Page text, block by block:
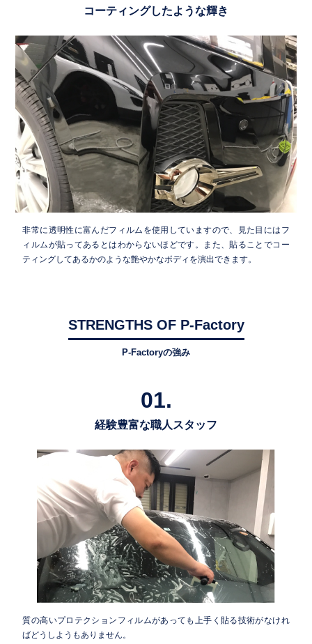
コーティングしたような輝き
非常に透明性に富んだフィルムを使用していますので、見た目にはフ
ィルムが貼ってあるとはわからないほどです。また、貼ることでコー
ティングしてあるかのような艶やかなボディを演出できます。
STRENGTHS OF P-Factory
P-Factoryの強み
01.
経験豊富な職人スタッフ
質の高いプロテクションフィルムがあっても上手く貼る技術がなけれ
ばどうしようもありません。